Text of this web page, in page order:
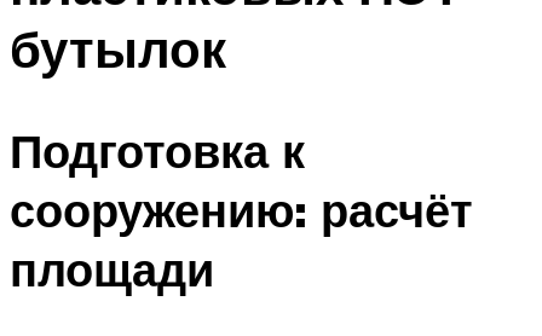
бутылок
Подготовка к
сооружению: расчёт
площади